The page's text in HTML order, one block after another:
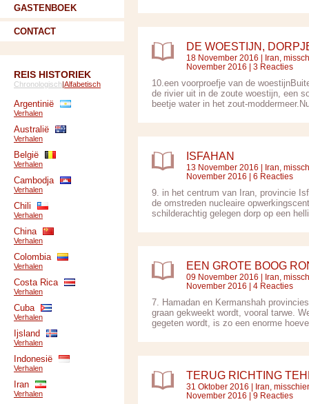
DE WOESTIJN,
18 November 2016 | Iran,
November 2016 | 3 Reacties
10.een voorproefje van de
de rivier uit in de zoute woestijn, een
beetje water in het zout-
ISFAHAN
13 November 2016 | Iran,
November 2016 | 6 Reacties
9. in het centrum van Iran, provincie
de omstreden nucleaire
schilderachtig gelegen dorp op een
EEN GROTE BOOG
09 November 2016 | Iran,
November 2016 | 4 Reacties
7. Hamadan en Kermanshah
graan gekweekt wordt, vooral tarwe.
gegeten wordt, is zo een enorme
TERUG RICHTING
31 Oktober 2016 | Iran,
November 2016 | 9 Reacties
GASTENBOEK
CONTACT
REIS HISTORIEK
Chronologisch|Alfabetisch
Argentinië
Verhalen
Australië
Verhalen
België
Verhalen
Cambodja
Verhalen
Chili
Verhalen
China
Verhalen
Colombia
Verhalen
Costa Rica
Verhalen
Cuba
Verhalen
Ijsland
Verhalen
Indonesië
Verhalen
Iran
Verhalen